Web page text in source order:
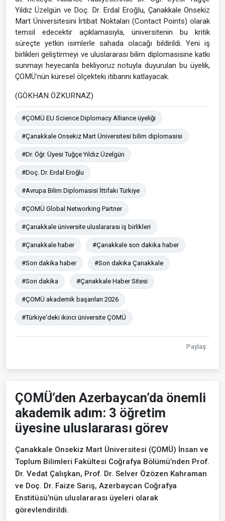
Yıldız Üzelgün ve Doç. Dr. Erdal Eroğlu, Çanakkale Onsekiz
Mart Üniversitesini İrtibat Noktaları (Contact Points) olarak
temsil edecektir açıklamasıyla, üniversitenin bu kritik
süreçte yetkin isimlerle sahada olacağı bildirildi. Yeni iş
birlikleri geliştirmeyi ve uluslararası bilim diplomasisine katkı
sunmayı heyecanla bekliyoruz notuyla duyurulan bu üyelik,
ÇOMÜ'nün küresel ölçekteki itibarını katlayacak.
(GÖKHAN ÖZKURNAZ)
#ÇOMÜ EU Science Diplomacy Alliance üyeliği
#Çanakkale Onsekiz Mart Üniversitesi bilim diplomasisi
#Dr. Öğr. Üyesi Tuğçe Yıldız Üzelgün
#Doç. Dr. Erdal Eroğlu
#Avrupa Bilim Diplomasisi İttifakı Türkiye
#ÇOMÜ Global Networking Partner
#Çanakkale üniversite uluslararası iş birlikleri
#Çanakkale haber #Çanakkale son dakika haber
#Son dakika haber #Son dakika Çanakkale
#Son dakika #Çanakkale Haber Sitesi
#ÇOMÜ akademik başarıları 2026
#Türkiye'deki ikinci üniversite ÇOMÜ
Paylaş
ÇOMÜ’den Azerbaycan’da önemli
akademik adım: 3 öğretim
üyesine uluslararası görev
Çanakkale Onsekiz Mart Üniversitesi (ÇOMÜ) İnsan ve
Toplum Bilimleri Fakültesi Coğrafya Bölümü’nden Prof.
Dr. Vedat Çalışkan, Prof. Dr. Selver Özözen Kahraman
ve Doç. Dr. Faize Sarış, Azerbaycan Coğrafya
Enstitüsü’nün uluslararası üyeleri olarak
görevlendirildi.